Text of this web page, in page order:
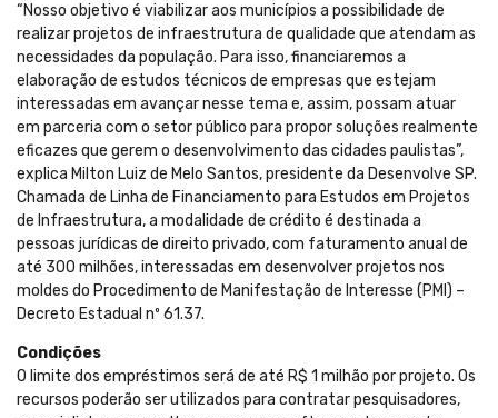
“Nosso objetivo é viabilizar aos municípios a possibilidade de
realizar projetos de infraestrutura de qualidade que atendam as
necessidades da população. Para isso, financiaremos a
elaboração de estudos técnicos de empresas que estejam
interessadas em avançar nesse tema e, assim, possam atuar
em parceria com o setor público para propor soluções realmente
eficazes que gerem o desenvolvimento das cidades paulistas”,
explica Milton Luiz de Melo Santos, presidente da Desenvolve SP.
Chamada de Linha de Financiamento para Estudos em Projetos
de Infraestrutura, a modalidade de crédito é destinada a
pessoas jurídicas de direito privado, com faturamento anual de
até 300 milhões, interessadas em desenvolver projetos nos
moldes do Procedimento de Manifestação de Interesse (PMI) –
Decreto Estadual nº 61.37.
Condições
O limite dos empréstimos será de até R$ 1 milhão por projeto. Os
recursos poderão ser utilizados para contratar pesquisadores,